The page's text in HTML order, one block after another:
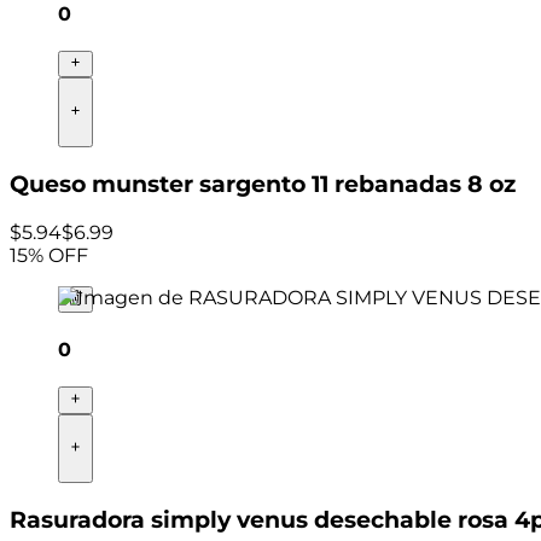
0
Queso munster sargento 11 rebanadas 8 oz
$5.94$6.99
15% OFF
0
Rasuradora simply venus desechable rosa